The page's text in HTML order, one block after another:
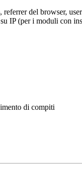
referrer del browser,
IP (per i moduli
di compiti